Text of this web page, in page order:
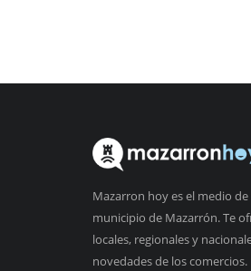
Mazarron hoy es el medio
municipio de Mazarrón. Te
locales, regionales y
novedades de los comercios.